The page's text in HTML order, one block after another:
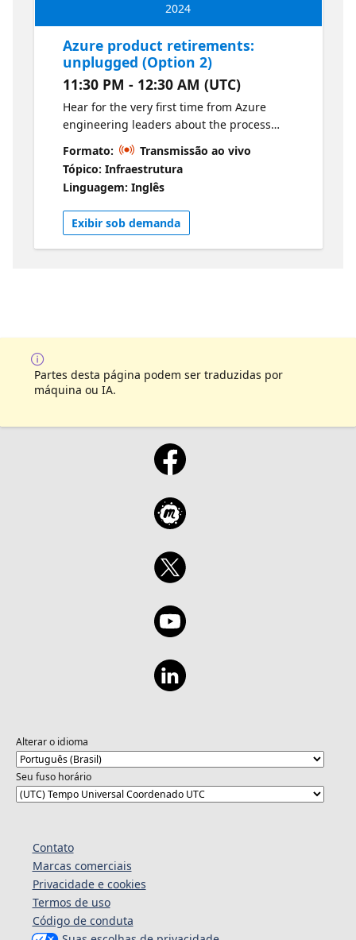
2024
Azure product retirements:
unplugged (Option 2)
11:30 PM - 12:30 AM (UTC)
Hear for the very first time from Azure
engineering leaders about the process
through which Azure retirements are
communicated, what product retirement
announcements have been recently made,
and what you can expect as you navigate the
migration experience.
Formato:
Transmissão ao vivo
Tópico: Infraestrutura
Linguagem: Inglês
Exibir sob demanda
Partes desta página podem ser traduzidas por
máquina ou IA.
Alterar o idioma
Seu fuso horário
Contato
Marcas comerciais
Privacidade e cookies
Termos de uso
Código de conduta